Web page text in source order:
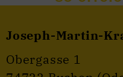
Joseph-Martin-
Obergasse 1